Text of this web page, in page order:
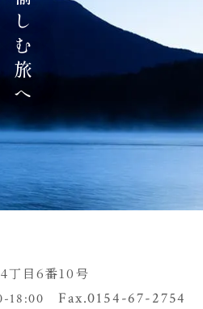
丁目6番10号
18:00 Fax.0154-67-2754